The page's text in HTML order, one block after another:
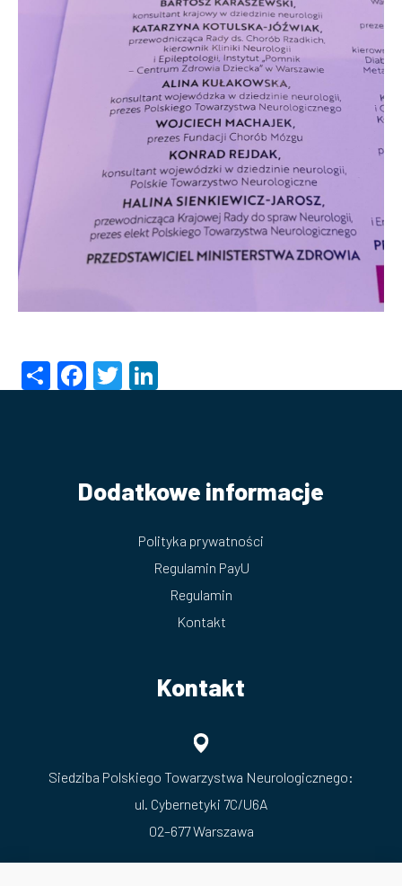
ShareFacebook
Twitter
Dodatkowe informacje
Polityka prywatności
Regulamin PayU
Regulamin
Kontakt
Kontakt
Siedziba Polskiego Towarzystwa Neurologicznego:
ul. Cybernetyki 7C/U6A
02–677 Warszawa